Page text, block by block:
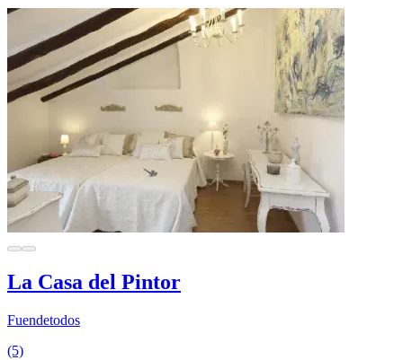
La Casa del Pintor
Fuendetodos
(5)